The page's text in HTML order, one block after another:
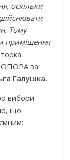
оскільки
Тому
приміщення
ОПОРА за
Галушка.
вибори
що